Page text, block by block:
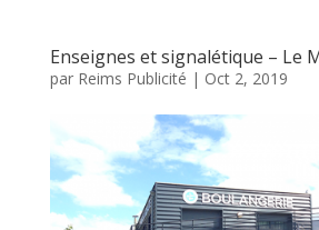
Enseignes et signalétique – Le
par Reims Publicité | Oct 2, 2019